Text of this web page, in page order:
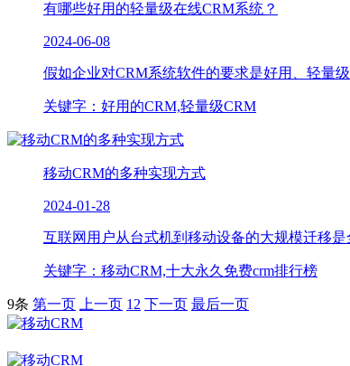
有哪些好用的轻量级在线CRM系统？
2024-06-08
假如企业对CRM系统软件的要求是好用、轻量
关键字：好用的CRM,轻量级CRM
移动CRM的多种实现方式
2024-01-28
互联网用户从台式机到移动设备的大规模迁移
关键字：移动CRM,十大永久免费crm排行榜
9条 第一页 上一页 1 2 下一页 最后一页